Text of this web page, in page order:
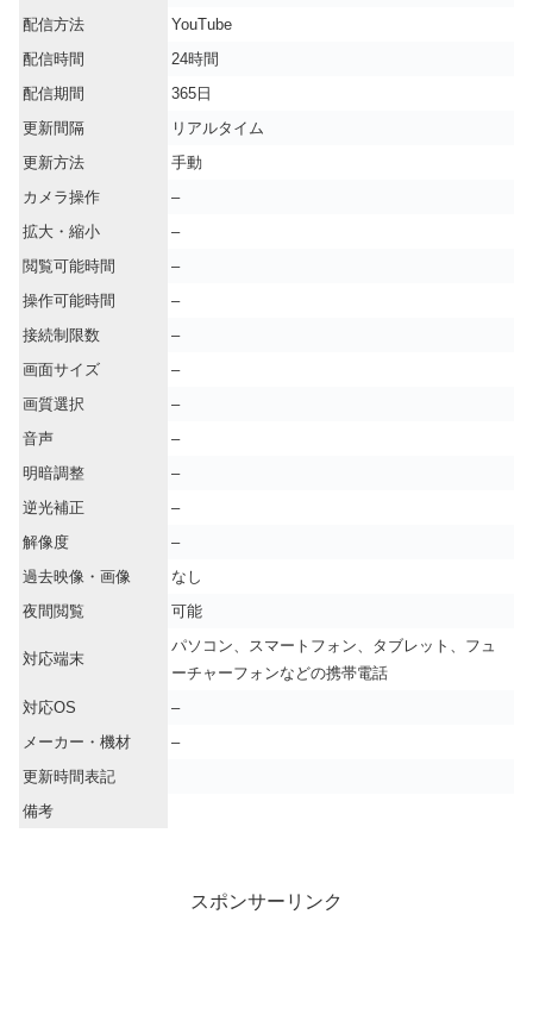
配信方法
YouTube
配信時間
24時間
配信期間
365日
更新間隔
リアルタイム
更新方法
手動
カメラ操作
–
拡大・縮小
–
閲覧可能時間
–
操作可能時間
–
接続制限数
–
画面サイズ
–
画質選択
–
音声
–
明暗調整
–
逆光補正
–
解像度
–
過去映像・画像
なし
夜間閲覧
可能
対応端末
パソコン、スマートフォン、タブレット、フュ
ーチャーフォンなどの携帯電話
対応OS
–
メーカー・機材
–
更新時間表記
備考
スポンサーリンク